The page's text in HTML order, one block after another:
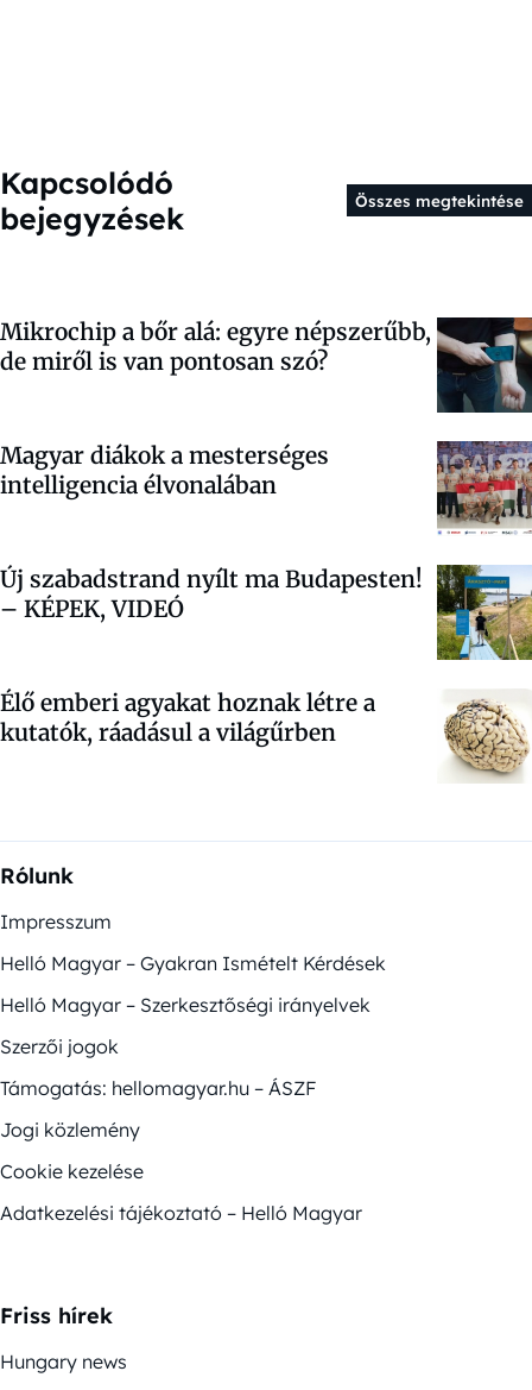
Kapcsolódó
bejegyzések
Összes megtekintése
Mikrochip a bőr alá: egyre népszerűbb,
de miről is van pontosan szó?
Magyar diákok a mesterséges
intelligencia élvonalában
Új szabadstrand nyílt ma Budapesten!
– KÉPEK, VIDEÓ
Élő emberi agyakat hoznak létre a
kutatók, ráadásul a világűrben
Rólunk
Impresszum
Helló Magyar – Gyakran Ismételt Kérdések
Helló Magyar – Szerkesztőségi irányelvek
Szerzői jogok
Támogatás: hellomagyar.hu – ÁSZF
Jogi közlemény
Cookie kezelése
Adatkezelési tájékoztató – Helló Magyar
Friss hírek
Hungary news